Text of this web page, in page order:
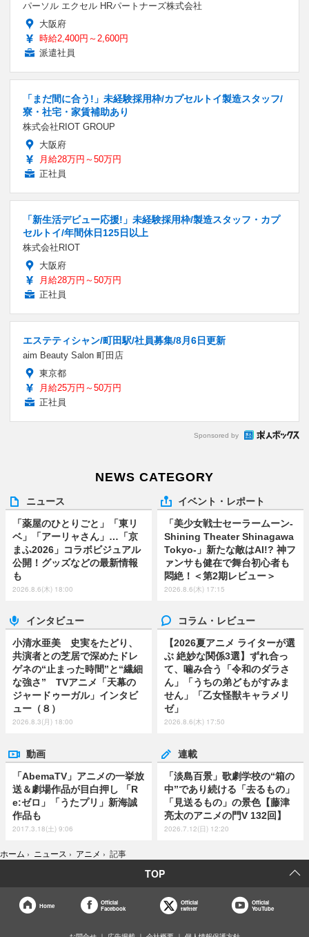
パーソル エクセル HRパートナーズ株式会社
大阪府
時給2,400円～2,600円
派遣社員
「まだ間に合う!」未経験採用枠/カプセルトイ製造スタッフ/
寮・社宅・家賃補助あり
株式会社RIOT GROUP
大阪府
月給28万円～50万円
正社員
「新生活デビュー応援!」未経験採用枠/製造スタッフ・カプ
セルトイ/年間休日125日以上
株式会社RIOT
大阪府
月給28万円～50万円
正社員
エステティシャン/町田駅/社員募集/8月6日更新
aim Beauty Salon 町田店
東京都
月給25万円～50万円
正社員
Sponsored by
NEWS CATEGORY
ニュース
「薬屋のひとりごと」「東リ
ベ」「アーリャさん」…「京
まふ2026」コラボビジュアル
公開！グッズなどの最新情報
も
2026.8.6(木) 18:00
イベント・レポート
「美少女戦士セーラームーン-
Shining Theater Shinagawa
Tokyo-」新たな敵はAI!? 神フ
ァンサも健在で舞台初心者も
悶絶！＜第2期レビュー＞
2026.8.6(木) 17:15
インタビュー
小清水亜美 史実をたどり、
共演者との芝居で深めたドレ
ゲネの“止まった時間”と“繊細
な強さ” TVアニメ「天幕の
ジャードゥーガル」インタビ
ュー（８）
2026.8.3(月) 18:00
コラム・レビュー
【2026夏アニメ ライターが選
ぶ 絶妙な関係3選】ずれ合っ
て、噛み合う「令和のダラさ
ん」「うちの弟どもがすみま
せん」「乙女怪獣キャラメリ
ゼ」
2026.8.6(木) 17:50
動画
「AbemaTV」アニメの一挙放
送＆劇場作品が目白押し 「R
e:ゼロ」「うたプリ」新海誠
作品も
2017.3.18(土) 9:06
連載
「淡島百景」歌劇学校の“箱の
中”であり続ける「去るもの」
「見送るもの」の景色【藤津
亮太のアニメの門V 132回】
2026.7.12(日) 12:20
ホーム › ニュース › アニメ › 記事
TOP
Home
Official
Facebook
Official
twitter
Official
YouTube